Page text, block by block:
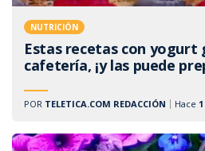
NUTRICIÓN
Estas recetas con yogurt
cafetería, ¡y las puede
Hace
POR TELETICA.COM REDACCIÓN